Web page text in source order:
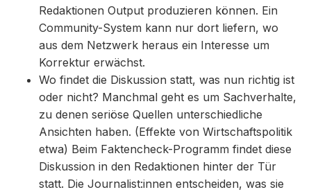
Redaktionen Output produzieren können. Ein
Community-System kann nur dort liefern, wo
aus dem Netzwerk heraus ein Interesse um
Korrektur erwächst.
Wo findet die Diskussion statt, was nun richtig ist
oder nicht? Manchmal geht es um Sachverhalte,
zu denen seriöse Quellen unterschiedliche
Ansichten haben. (Effekte von Wirtschaftspolitik
etwa) Beim Faktencheck-Programm findet diese
Diskussion in den Redaktionen hinter der Tür
statt. Die Journalist:innen entscheiden, was sie